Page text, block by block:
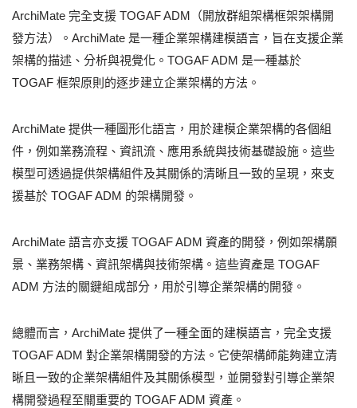
ArchiMate 完全支援 TOGAF ADM（開放群組架構框架架構開
發方法）。ArchiMate 是一種企業架構建模語言，旨在支援企業
架構的描述、分析與視覺化。TOGAF ADM 是一種基於
TOGAF 框架原則的逐步建立企業架構的方法。
ArchiMate 提供一種圖形化語言，用於建模企業架構的各個組
件，例如業務流程、資訊流、應用系統與技術基礎設施。這些
模型可透過提供架構組件及其關係的清晰且一致的呈現，來支
援基於 TOGAF ADM 的架構開發。
ArchiMate 語言亦支援 TOGAF ADM 資產的開發，例如架構願
景、業務架構、資訊架構與技術架構。這些資產是 TOGAF
ADM 方法的關鍵組成部分，用於引導企業架構的開發。
總體而言，ArchiMate 提供了一種全面的建模語言，完全支援
TOGAF ADM 對企業架構開發的方法。它使架構師能夠建立清
晰且一致的企業架構組件及其關係模型，並開發對引導企業架
構開發過程至關重要的 TOGAF ADM 資產。